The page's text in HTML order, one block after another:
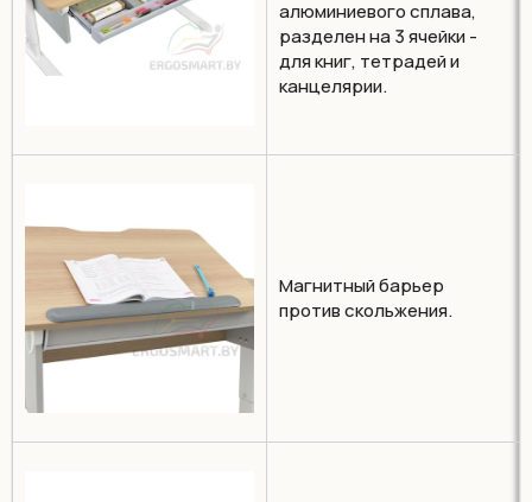
алюминиевого сплава,
разделен на 3 ячейки -
для книг, тетрадей и
канцелярии.
Магнитный барьер
против скольжения.